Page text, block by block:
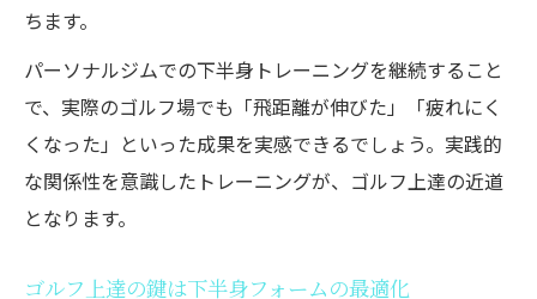
ちます。
パーソナルジムでの下半身トレーニングを継続すること
で、実際のゴルフ場でも「飛距離が伸びた」「疲れにく
くなった」といった成果を実感できるでしょう。実践的
な関係性を意識したトレーニングが、ゴルフ上達の近道
となります。
ゴルフ上達の鍵は下半身フォームの最適化